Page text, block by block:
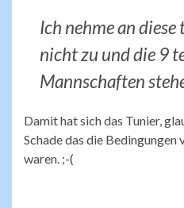
Ich nehme an
nicht zu und die 9
Mannschaften
Damit hat sich das Tunier,
Schade das die
waren. ;-(